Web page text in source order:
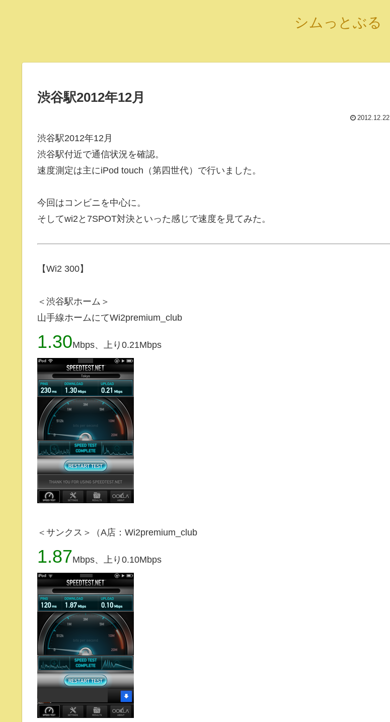
シムっとぶる
渋谷駅2012年12月
2012.12.22
渋谷駅2012年12月
渋谷駅付近で通信状況を確認。
速度測定は主にiPod touch（第四世代）で行いました。
今回はコンビニを中心に。
そしてwi2と7SPOT対決といった感じで速度を見てみた。
【Wi2 300】
＜渋谷駅ホーム＞
山手線ホームにてWi2premium_club
1.30Mbps、上り0.21Mbps
＜サンクス＞（A店：Wi2premium_club
1.87Mbps、上り0.10Mbps